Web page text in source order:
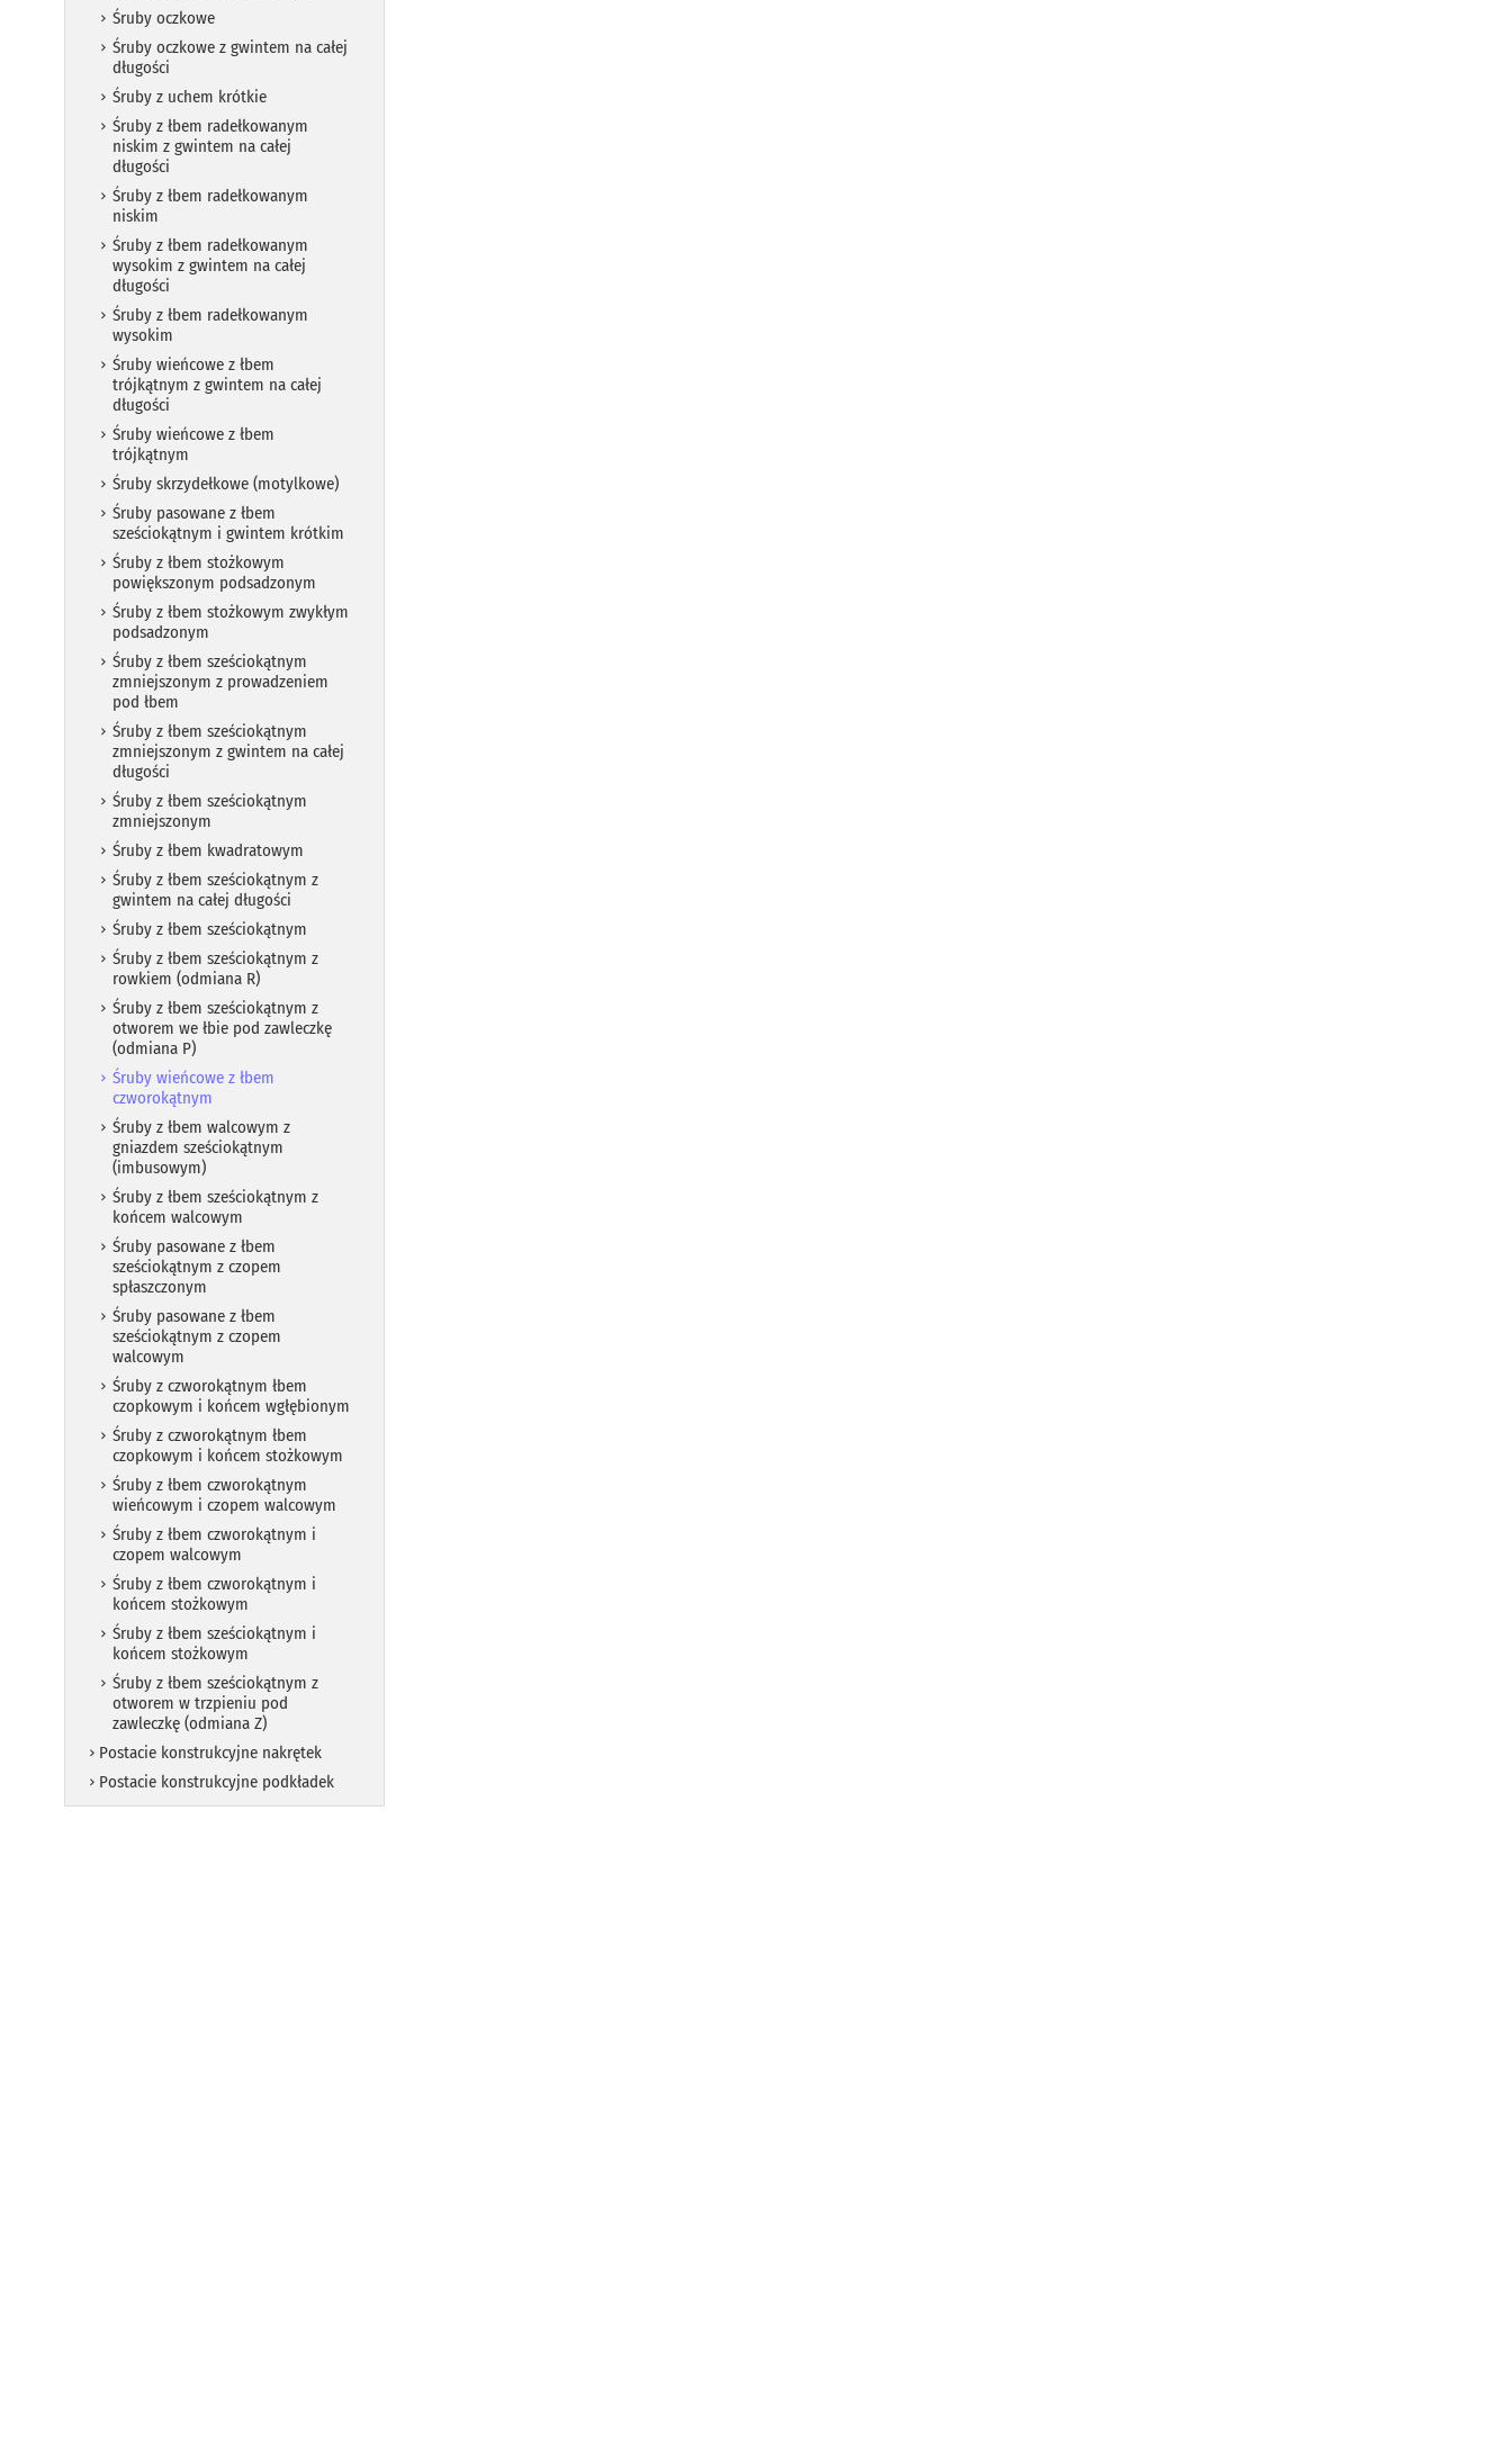
Śruby oczkowe
Śruby oczkowe z gwintem na całej
długości
Śruby z uchem krótkie
Śruby z łbem radełkowanym
niskim z gwintem na całej
długości
Śruby z łbem radełkowanym
niskim
Śruby z łbem radełkowanym
wysokim z gwintem na całej
długości
Śruby z łbem radełkowanym
wysokim
Śruby wieńcowe z łbem
trójkątnym z gwintem na całej
długości
Śruby wieńcowe z łbem
trójkątnym
Śruby skrzydełkowe (motylkowe)
Śruby pasowane z łbem
sześciokątnym i gwintem krótkim
Śruby z łbem stożkowym
powiększonym podsadzonym
Śruby z łbem stożkowym zwykłym
podsadzonym
Śruby z łbem sześciokątnym
zmniejszonym z prowadzeniem
pod łbem
Śruby z łbem sześciokątnym
zmniejszonym z gwintem na całej
długości
Śruby z łbem sześciokątnym
zmniejszonym
Śruby z łbem kwadratowym
Śruby z łbem sześciokątnym z
gwintem na całej długości
Śruby z łbem sześciokątnym
Śruby z łbem sześciokątnym z
rowkiem (odmiana R)
Śruby z łbem sześciokątnym z
otworem we łbie pod zawleczkę
(odmiana P)
Śruby wieńcowe z łbem
czworokątnym
Śruby z łbem walcowym z
gniazdem sześciokątnym
(imbusowym)
Śruby z łbem sześciokątnym z
końcem walcowym
Śruby pasowane z łbem
sześciokątnym z czopem
spłaszczonym
Śruby pasowane z łbem
sześciokątnym z czopem
walcowym
Śruby z czworokątnym łbem
czopkowym i końcem wgłębionym
Śruby z czworokątnym łbem
czopkowym i końcem stożkowym
Śruby z łbem czworokątnym
wieńcowym i czopem walcowym
Śruby z łbem czworokątnym i
czopem walcowym
Śruby z łbem czworokątnym i
końcem stożkowym
Śruby z łbem sześciokątnym i
końcem stożkowym
Śruby z łbem sześciokątnym z
otworem w trzpieniu pod
zawleczkę (odmiana Z)
Postacie konstrukcyjne nakrętek
Postacie konstrukcyjne podkładek